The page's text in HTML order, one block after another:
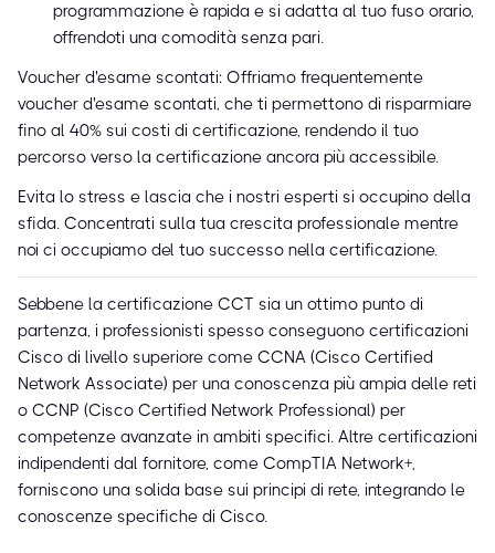
programmazione è rapida e si adatta al tuo fuso orario,
offrendoti una comodità senza pari.
Voucher d'esame scontati: Offriamo frequentemente
voucher d'esame scontati, che ti permettono di risparmiare
fino al 40% sui costi di certificazione, rendendo il tuo
percorso verso la certificazione ancora più accessibile.
Evita lo stress e lascia che i nostri esperti si occupino della
sfida. Concentrati sulla tua crescita professionale mentre
noi ci occupiamo del tuo successo nella certificazione.
Sebbene la certificazione CCT sia un ottimo punto di
partenza, i professionisti spesso conseguono certificazioni
Cisco di livello superiore come CCNA (Cisco Certified
Network Associate) per una conoscenza più ampia delle reti
o CCNP (Cisco Certified Network Professional) per
competenze avanzate in ambiti specifici. Altre certificazioni
indipendenti dal fornitore, come CompTIA Network+,
forniscono una solida base sui principi di rete, integrando le
conoscenze specifiche di Cisco.